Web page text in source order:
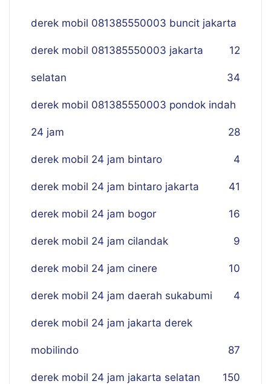
derek mobil 081385550003 buncit jakarta
12
derek mobil 081385550003 jakarta
selatan 34
derek mobil 081385550003 pondok indah
24 jam 28
derek mobil 24 jam bintaro 4
derek mobil 24 jam bintaro jakarta 41
derek mobil 24 jam bogor 16
derek mobil 24 jam cilandak 9
derek mobil 24 jam cinere 10
derek mobil 24 jam daerah sukabumi 4
derek mobil 24 jam jakarta derek
mobilindo 87
derek mobil 24 jam jakarta selatan 150